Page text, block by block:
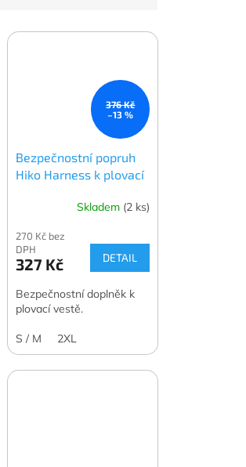
376 Kč
–13 %
Bezpečnostní popruh
Hiko Harness k plovací
Skladem (2 ks)
270 Kč bez
DPH
327 Kč DETAIL
Bezpečnostní doplněk k
plovací vestě.
S / M 2XL